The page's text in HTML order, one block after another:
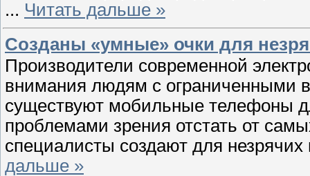
... Читать дальше »
Созданы «умные» очки для
Производители современной
внимания людям с ограниченными
существуют мобильные телефоны
проблемами зрения отстать от
специалисты создают для
дальше »